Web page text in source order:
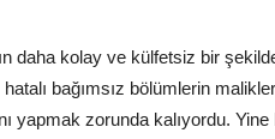
daha kolay ve külfetsiz bir
bağımsız bölümlerin
yapmak zorunda kalıyordu.